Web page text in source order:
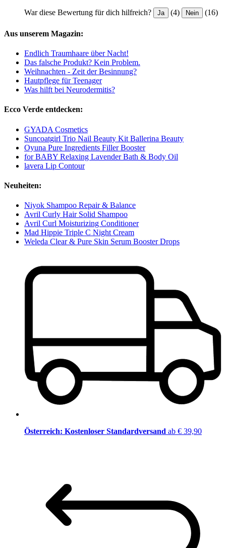
War diese Bewertung für dich hilfreich? Ja (4) Nein (16)
Aus unserem Magazin:
Endlich Traumhaare über Nacht!
Das falsche Produkt? Kein Problem.
Weihnachten - Zeit der Besinnung?
Hautpflege für Teenager
Was hilft bei Neurodermitis?
Ecco Verde entdecken:
GYADA Cosmetics
Suncoatgirl Trio Nail Beauty Kit Ballerina Beauty
Oyuna Pure Ingredients Filler Booster
for BABY Relaxing Lavender Bath & Body Oil
lavera Lip Contour
Neuheiten:
Niyok Shampoo Repair & Balance
Avril Curly Hair Solid Shampoo
Avril Curl Moisturizing Conditioner
Mad Hippie Triple C Night Cream
Weleda Clear & Pure Skin Serum Booster Drops
Österreich: Kostenloser Standardversand ab € 39,90